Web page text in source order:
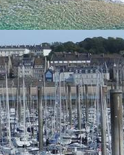
BATEAUX
Bateaux à moteur
Equipements
Salons
Economie
Yachting